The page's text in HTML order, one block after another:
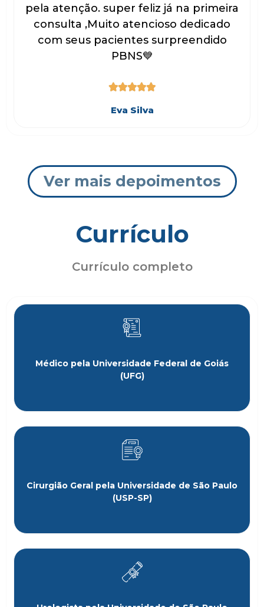
pela atenção. super feliz já na primeira
consulta ,Muito atencioso dedicado
com seus pacientes surpreendido
PBNS💙

Eva Silva
Ver mais depoimentos
Currículo
Currículo completo
Médico pela Universidade Federal de Goiás
(UFG)
Cirurgião Geral pela Universidade de São Paulo
(USP-SP)